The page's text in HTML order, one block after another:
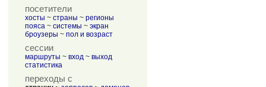
посетители
хосты ~ страны ~ регионы
пояса ~ системы ~ экран
броузеры ~ пол и возраст
сессии
маршруты ~ вход ~ выход
статистика
переходы с